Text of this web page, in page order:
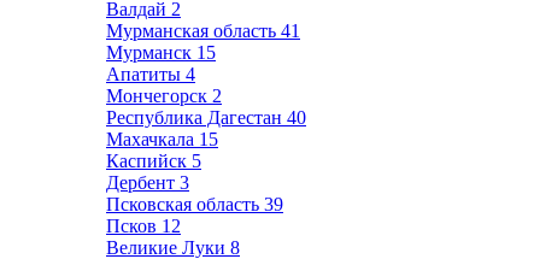
Валдай 2
Мурманская область 41
Мурманск 15
Апатиты 4
Мончегорск 2
Республика Дагестан 40
Махачкала 15
Каспийск 5
Дербент 3
Псковская область 39
Псков 12
Великие Луки 8